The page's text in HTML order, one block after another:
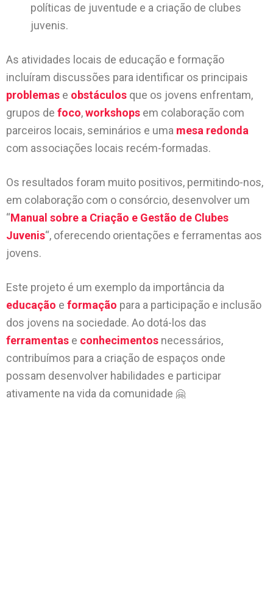
políticas de juventude e a criação de clubes
juvenis.
As atividades locais de educação e formação
incluíram discussões para identificar os principais
problemas e obstáculos que os jovens enfrentam,
grupos de foco,workshops em colaboração com
parceiros locais, seminários e uma mesa redonda
com associações locais recém-formadas.
Os resultados foram muito positivos, permitindo-nos,
em colaboração com o consórcio, desenvolver um
“Manual sobre a Criação e Gestão de Clubes
Juvenis“, oferecendo orientações e ferramentas aos
jovens.
Este projeto é um exemplo da importância da
educação e formação para a participação e inclusão
dos jovens na sociedade. Ao dotá-los das
ferramentas e conhecimentos necessários,
contribuímos para a criação de espaços onde
possam desenvolver habilidades e participar
ativamente na vida da comunidade 🤗